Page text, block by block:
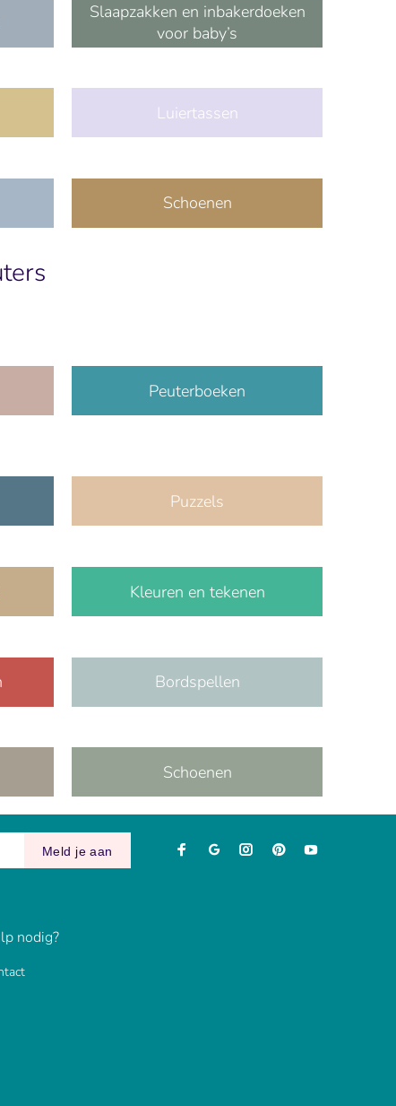
Slaapzakken en inbakerdoeken
voor baby’s
Luiertassen
Schoenen
Peuterboeken
Puzzels
Kleuren en tekenen
Bordspellen
Schoenen
Meld je aan
nodig?